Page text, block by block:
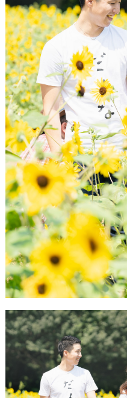
ウ
エ
デ
ィ
ン
グ
ア
イ
テ
ム